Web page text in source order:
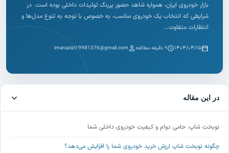
بازار خودروی ایران، همواره شاهد حضور پررنگ تولیدات داخلی بوده است. در
شرایطی که انتخاب یک خودروی مناسب، به خصوص با توجه به تنوع مدل‌ها و
انتظارات متفاوت…
۱۴۰۴/۰۴/۱۵ ۹ دقیقه مطالعه imanazizi19981376@gmail.com
در این مقاله
نوبخت شاپ: حامی دوام و کیفیت خودروی داخلی شما
چگونه نوبخت شاپ ارزش خرید خودروی شما را افزایش می‌دهد؟